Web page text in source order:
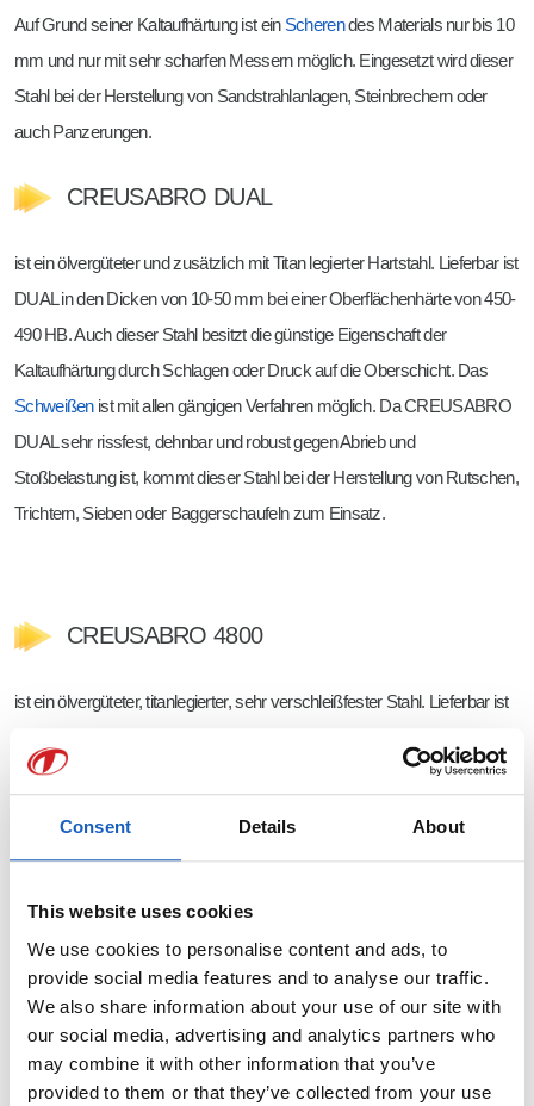
Consent Details About
This website uses cookies
We use cookies to personalise content and ads, to
provide social media features and to analyse our traffic.
We also share information about your use of our site with
our social media, advertising and analytics partners who
may combine it with other information that you’ve
provided to them or that they’ve collected from your use
Auf Grund seiner Kaltaufhärtung ist ein Scherendes Materials nur bis 10
mm und nur mit sehr scharfen Messern möglich. Eingesetzt wird dieser
Stahl bei der Herstellung von Sandstrahlanlagen, Steinbrechern oder
auch Panzerungen.
CREUSABRO DUAL
ist ein ölvergüteter und zusätzlich mit Titan legierter Hartstahl. Lieferbar ist
DUAL in den Dicken von 10-50 mm bei einer Oberflächenhärte von 450-
490 HB. Auch dieser Stahl besitzt die günstige Eigenschaft der
Kaltaufhärtung durch Schlagen oder Druck auf die Oberschicht. Das
Schweißenist mit allen gängigen Verfahren möglich. Da CREUSABRO
DUAL sehr rissfest, dehnbar und robust gegen Abrieb und
Stoßbelastung ist, kommt dieser Stahl bei der Herstellung von Rutschen,
Trichtern, Sieben oder Baggerschaufeln zum Einsatz.
CREUSABRO 4800
ist ein ölvergüteter, titanlegierter, sehr verschleißfester Stahl. Lieferbar ist
von 360-430 HB. Durch seine hohe Temperaturbeständigkeit ist eine
zu beachten.
CREUSABRO 8000
ist ein ölvergüteter, extrem verschleißfester Stahl. Lieferbar ist
CREUSABRO 8000 in den Dicken von 4-60 mm bei einer